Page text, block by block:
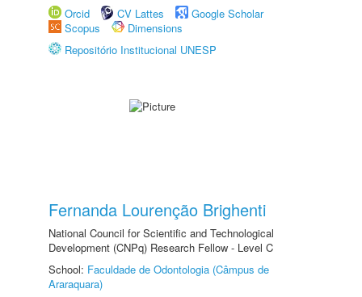
Orcid
CV Lattes
Google Scholar
Scopus
Dimensions
Repositório Institucional UNESP
Fernanda Lourenção Brighenti
National Council for Scientific and Technological
Development (CNPq) Research Fellow - Level C
School: Faculdade de Odontologia (Câmpus de
Araraquara)